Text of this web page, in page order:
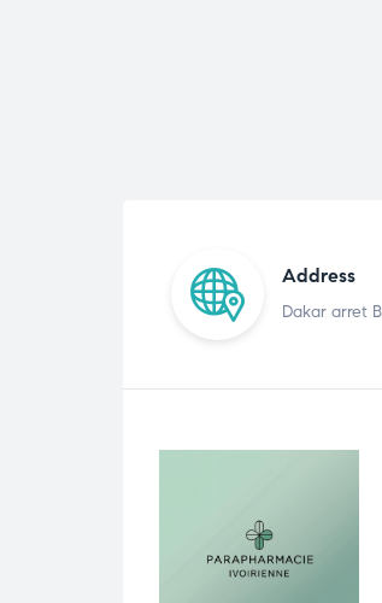
Address
Dakar arret